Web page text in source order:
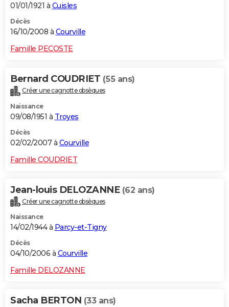
01/01/1921 à Cuisles
Décès
16/10/2008 à Courville
Famille PECOSTE
Bernard COUDRIET (55 ans)
Créer une cagnotte obsèques
Naissance
09/08/1951 à Troyes
Décès
02/02/2007 à Courville
Famille COUDRIET
Jean-louis DELOZANNE (62 ans)
Créer une cagnotte obsèques
Naissance
14/02/1944 à Parcy-et-Tigny
Décès
04/10/2006 à Courville
Famille DELOZANNE
Sacha BERTON (33 ans)